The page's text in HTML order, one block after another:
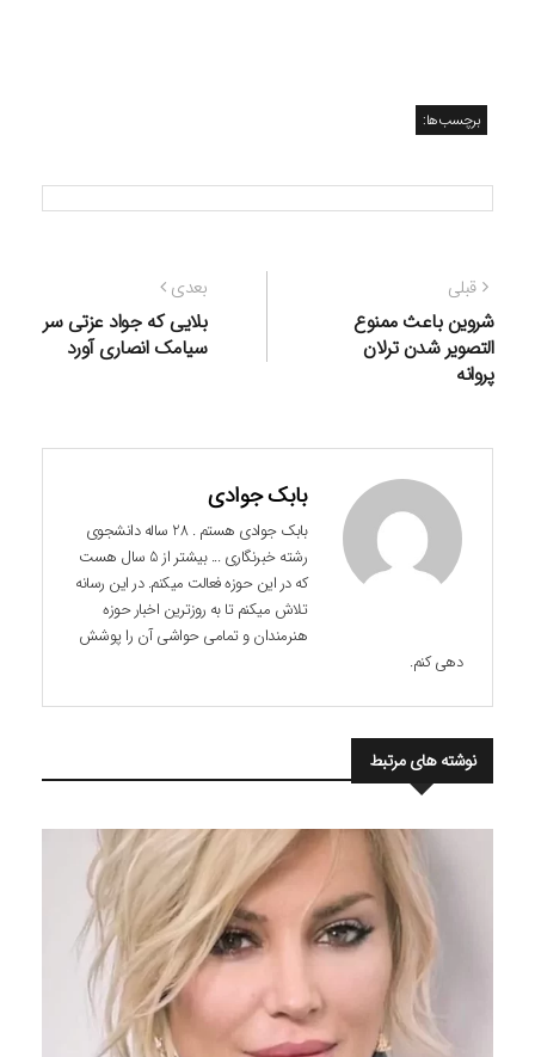
برچسب‌ها:
راهبری
نوشته
قبلی
قبلی:
شروین باعث ممنوع
التصویر شدن ترلان
پروانه
بعدی
بعدی:
بلایی که جواد عزتی سر
سیامک انصاری آورد
بابک جوادی
بابک جوادی هستم . 28 ساله دانشجوی
رشته خبرنگاری ... بیشتر از 5 سال هست
که در این حوزه فعالت میکنم. در این رسانه
تلاش میکنم تا به روزترین اخبار حوزه
هنرمندان و تمامی حواشی آن را پوشش
دهی کنم.
نوشته های مرتبط